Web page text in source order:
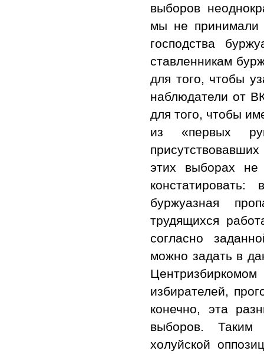
выборов
мы не принимали
господства
ставленникам
для того, чтобы
наблюдатели от
для того, чтобы
из «первых
этих выборах не
буржуазная
трудящихся
согласно
можно задать в
избирателей,
конечно, эта
выборов. Таким
холуйской